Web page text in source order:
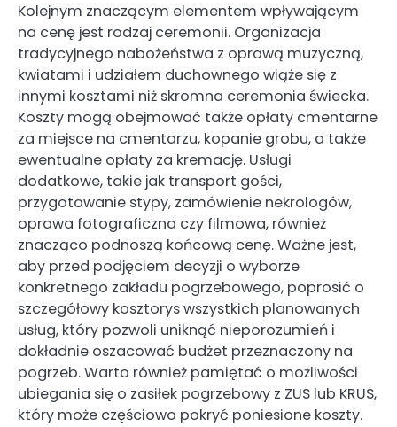
Kolejnym znaczącym elementem wpływającym
na cenę jest rodzaj ceremonii. Organizacja
tradycyjnego nabożeństwa z oprawą muzyczną,
kwiatami i udziałem duchownego wiąże się z
innymi kosztami niż skromna ceremonia świecka.
Koszty mogą obejmować także opłaty cmentarne
za miejsce na cmentarzu, kopanie grobu, a także
ewentualne opłaty za kremację. Usługi
dodatkowe, takie jak transport gości,
przygotowanie stypy, zamówienie nekrologów,
oprawa fotograficzna czy filmowa, również
znacząco podnoszą końcową cenę. Ważne jest,
aby przed podjęciem decyzji o wyborze
konkretnego zakładu pogrzebowego, poprosić o
szczegółowy kosztorys wszystkich planowanych
usług, który pozwoli uniknąć nieporozumień i
dokładnie oszacować budżet przeznaczony na
pogrzeb. Warto również pamiętać o możliwości
ubiegania się o zasiłek pogrzebowy z ZUS lub KRUS,
który może częściowo pokryć poniesione koszty.